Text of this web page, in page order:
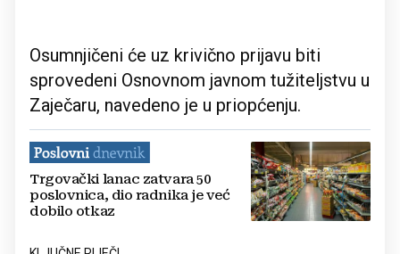
Osumnjičeni će uz krivično prijavu biti
sprovedeni Osnovnom javnom tužiteljstvu u
Zaječaru, navedeno je u priopćenju.
Trgovački lanac zatvara 50
poslovnica, dio radnika je već
dobilo otkaz